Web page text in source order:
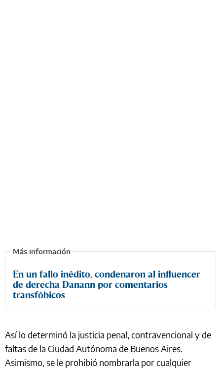
En un fallo inédito, condenaron al influencer
de derecha Danann por comentarios
transfóbicos
Así lo determinó la justicia penal, contravencional y de
faltas de la Ciudad Autónoma de Buenos Aires.
Asimismo, se le prohibió nombrarla por cualquier